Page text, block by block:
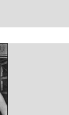
regia di